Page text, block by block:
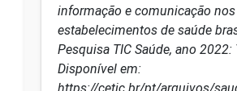
informação e comunicação nos
estabelecimentos de saúde
Pesquisa TIC Saúde, ano 2022:
Disponível em: